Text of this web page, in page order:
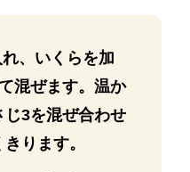
、いくらを加
混ぜます。温か
3を混ぜ合わせ
ります。